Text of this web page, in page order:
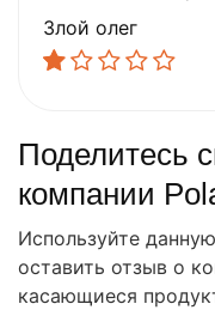
Злой олег
Поделитесь
компании
Используйте
оставить отзыв о
касающиеся